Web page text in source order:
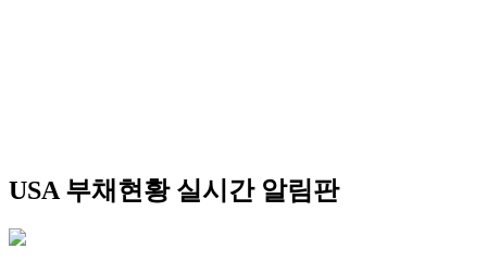
USA 부채현황 실시간 알림판